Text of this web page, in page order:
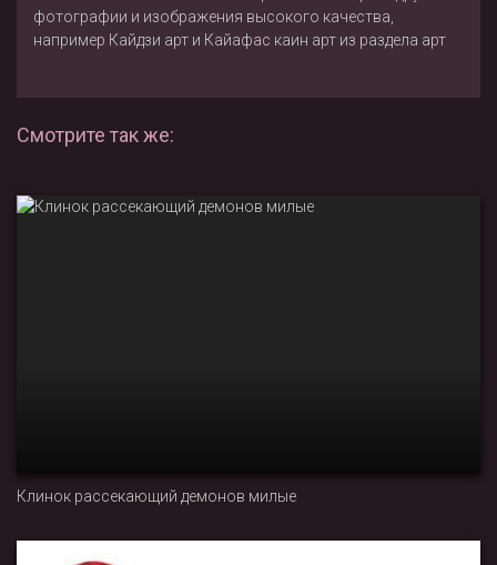
фотографии и изображения высокого качества,
например Кайдзи арт и Кайафас каин арт из раздела арт
Смотрите так же:
Клинок рассекающий демонов милые